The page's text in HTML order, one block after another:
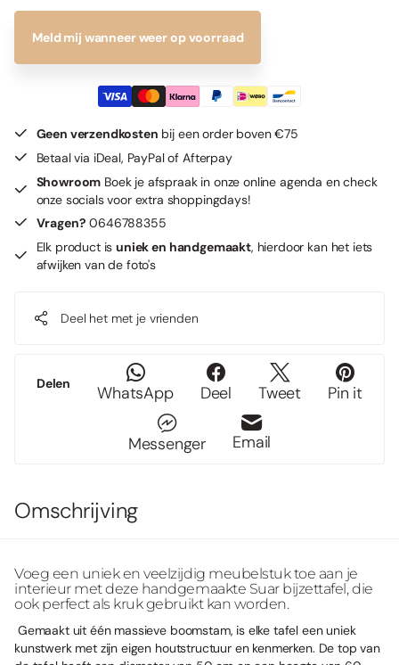
Meld mij wanneer weer op voorraad
Geen verzendkosten bij een order boven €75
Betaal via iDeal, PayPal of Afterpay
Showroom Boek je afspraak in onze online agenda en check
onze socials voor extra shoppingdays!
Vragen? 0646788355
Elk product isuniek en handgemaakt, hierdoor kan het iets
afwijken van de foto's
Deel het met je vrienden
Delen WhatsApp Deel Tweet Pin it
Messenger Email
Omschrijving
Voeg een uniek en veelzijdig meubelstuk toe aan je
interieur met deze handgemaakte Suar bijzettafel, die
ook perfect als kruk gebruikt kan worden.
Gemaakt uit één massieve boomstam, is elke tafel een uniek
kunstwerk met zijn eigen houtstructuur en kenmerken. De top van